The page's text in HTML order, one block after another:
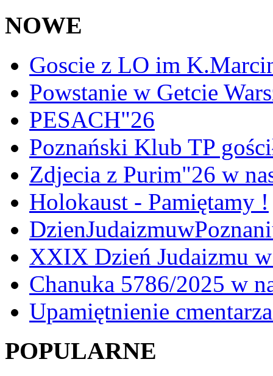
NOWE
Goscie z LO im
Powstanie w Getcie
PESACH"26
Poznański Klub TP
Zdjecia z Purim"26 w
Holokaust - Pamiętamy !
XXIX Dzień Judaizmu
Chanuka 5786/2025 w
Upamiętnienie
POPULARNE